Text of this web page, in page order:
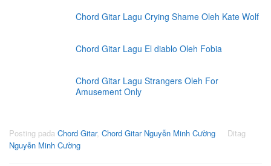
Chord Gitar Lagu Crying Shame Oleh Kate Wolf
Chord Gitar Lagu El diablo Oleh Fobia
Chord Gitar Lagu Strangers Oleh For
Amusement Only
Posting pada Chord Gitar, Chord Gitar Nguyễn Minh Cường
Ditag
Nguyễn Minh Cường